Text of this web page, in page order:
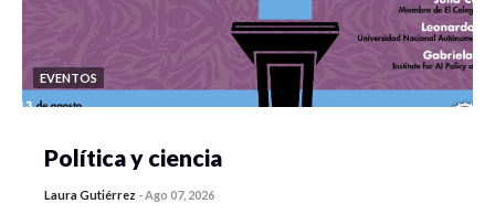
EVENTOS
Política y ciencia
Laura Gutiérrez - Ago 07, 2026